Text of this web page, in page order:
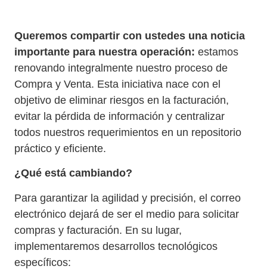
Queremos compartir con ustedes una noticia
importante para nuestra operación: estamos
renovando integralmente nuestro proceso de
Compra y Venta. Esta iniciativa nace con el
objetivo de eliminar riesgos en la facturación,
evitar la pérdida de información y centralizar
todos nuestros requerimientos en un repositorio
práctico y eficiente.
¿Qué está cambiando?
Para garantizar la agilidad y precisión, el correo
electrónico dejará de ser el medio para solicitar
compras y facturación. En su lugar,
implementaremos desarrollos tecnológicos
específicos: